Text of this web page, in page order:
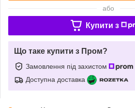
або
Купити з
Що таке купити з Пром?
Замовлення під захистом
Доступна доставка